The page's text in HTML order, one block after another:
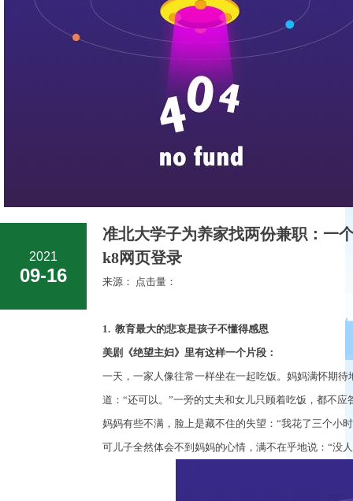
2021
09-16
准北大学子为养家找两份兼职：一
k8网页登录
来源： 点击量：
1. 教育最大的悲哀是孩子不懂得感恩
美剧《绝望主妇》里有这样一个片段：
一天，一家人像往常一样坐在一起吃饭。妈妈满怀期
道： “还可以。 ”一旁的丈夫和女儿只顾着吃饭，都不应
妈妈有些不满，脸上是藏不住的失望： “我花了三个小
可儿子全然体会不到妈妈的心情，满不在乎地说： “没